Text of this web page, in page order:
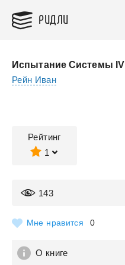
РИДЛИ
Испытание Системы IV
Рейн Иван
Рейтинг
1
143
Мне нравится 0
О книге